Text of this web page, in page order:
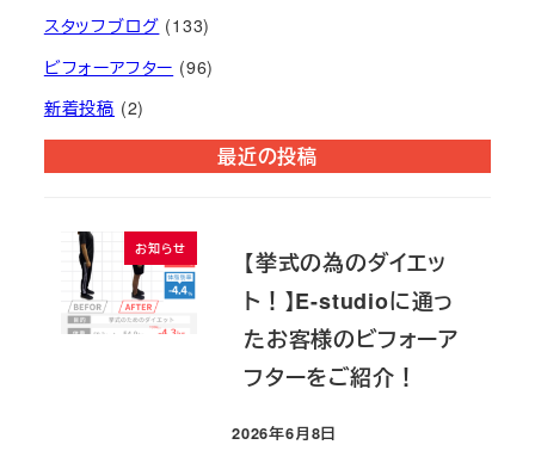
スタッフブログ (133)
ビフォーアフター (96)
新着投稿 (2)
最近の投稿
お知らせ
【挙式の為のダイエッ
ト！】E-studioに通っ
たお客様のビフォーア
フターをご紹介！
投稿日
2026年6月8日